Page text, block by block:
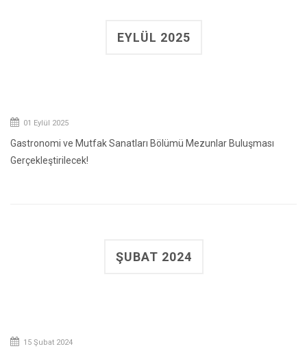
EYLÜL 2025
01 Eylül 2025
Gastronomi ve Mutfak Sanatları Bölümü Mezunlar Buluşması
Gerçekleştirilecek!
ŞUBAT 2024
15 Şubat 2024